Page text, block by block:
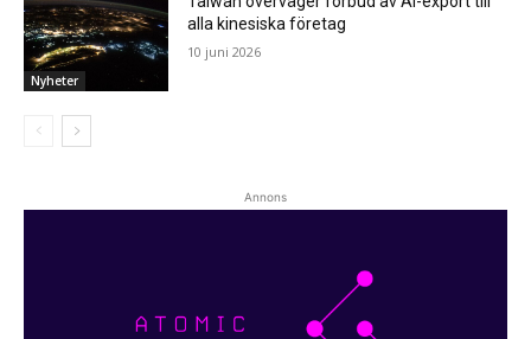
Nyheter
alla kinesiska företag
10 juni 2026
Annons